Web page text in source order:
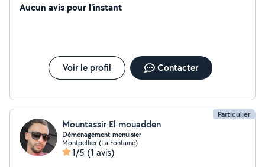
Aucun avis pour l'instant
Voir le profil Contacter
Particulier
Mountassir El mouadden
Déménagement menuisier
Montpellier (La Fontaine)
1/5 (1 avis)